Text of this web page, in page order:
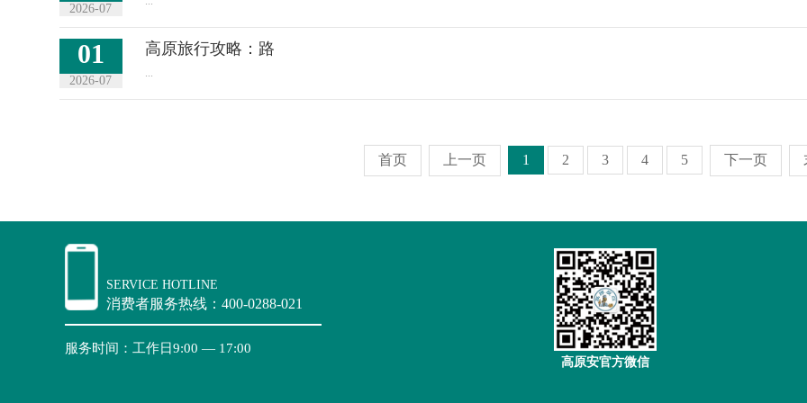
2026-07
01
2026-07
高原旅行攻略：路
...
首页 上一页 1 2 3 4 5 下一页
SERVICE HOTLINE
消费者服务热线：400-0288-021
服务时间：工作日9:00 — 17:00
高原安官方微信